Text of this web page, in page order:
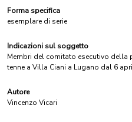
Forma specifica
esemplare di serie
Indicazioni sul soggetto
Membri del comitato esecutivo della
tenne a Villa Ciani a Lugano dal 6
Autore
Vincenzo Vicari